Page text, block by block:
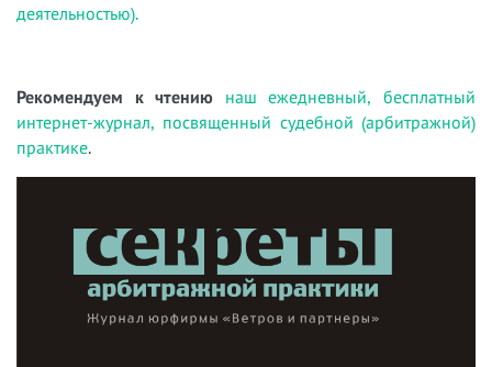
деятельностью).
Рекомендуем к чтению наш ежедневный, бесплатный
интернет-журнал, посвященный судебной (арбитражной)
практике.